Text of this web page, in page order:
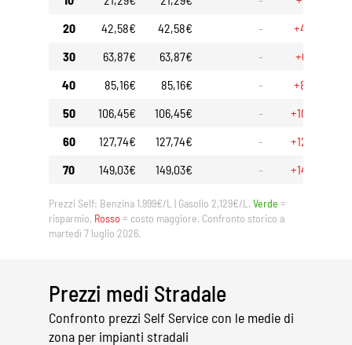
20
42,58€ 42,58€ -
+4,20€
30
63,87€ 63,87€ -
+6,30€
40
85,16€ 85,16€ -
+8,40€
50
106,45€ 106,45€ -
+10,50€
60
127,74€ 127,74€ -
+12,60€
70
149,03€ 149,03€ - +14,70€
Prezzi Self: Benzina 1,999€/L | Gasolio 2,129€/L. Verde =
risparmio, Rosso = costo maggiore. Confronto storico a
martedì 7 luglio 2026.
Prezzi medi Stradale
Confronto prezzi Self Service con le medie di
zona per impianti stradali